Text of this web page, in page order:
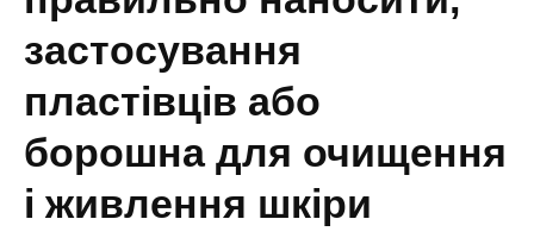
застосування
пластівців або
борошна для очищення
і живлення шкіри